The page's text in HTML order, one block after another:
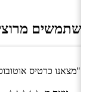
משתמשים
"מצאנו כרטיס